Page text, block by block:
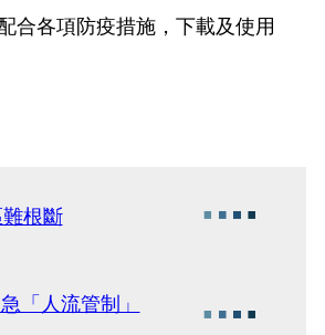
合各項防疫措施，下載及使用
根斷
「人流管制」